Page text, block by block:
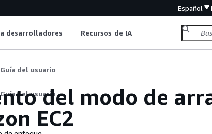
Español
desarrolladores Recursos de IA
Guía del usuario
Guía del usuariodel modo de
EC2